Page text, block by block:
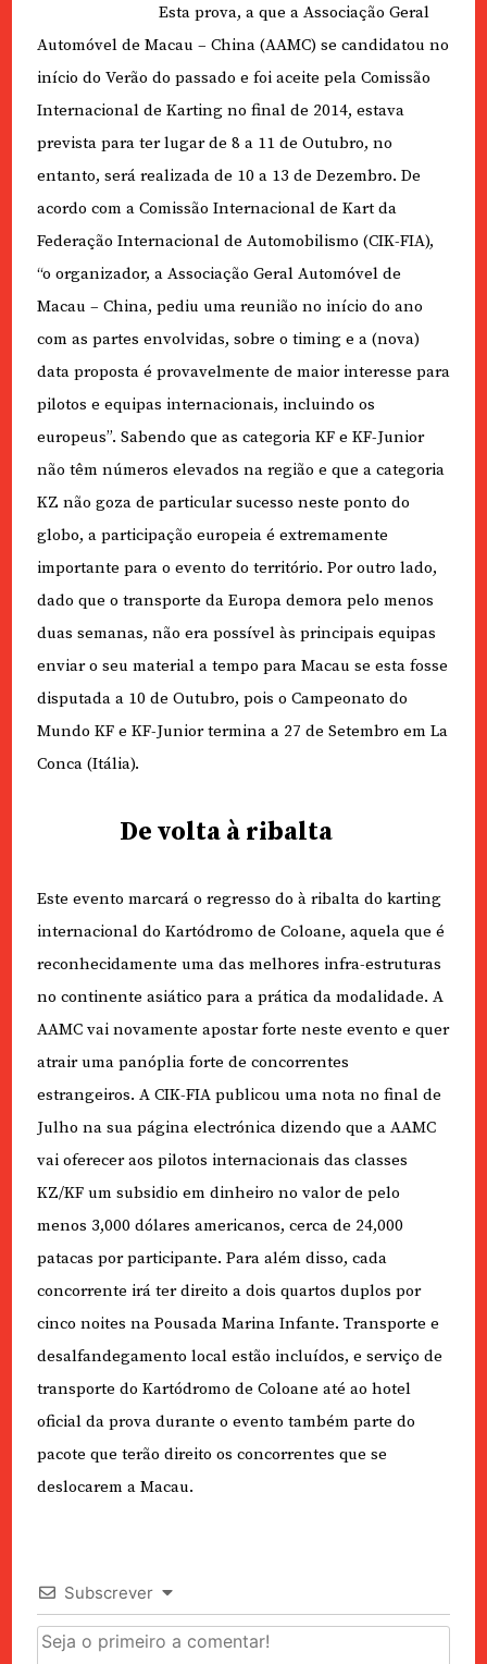
Esta prova, a que a Associação Geral
Automóvel de Macau – China (AAMC) se candidatou no
início do Verão do passado e foi aceite pela Comissão
Internacional de Karting no final de 2014, estava
prevista para ter lugar de 8 a 11 de Outubro, no
entanto, será realizada de 10 a 13 de Dezembro. De
acordo com a Comissão Internacional de Kart da
Federação Internacional de Automobilismo (CIK-FIA),
“o organizador, a Associação Geral Automóvel de
Macau – China, pediu uma reunião no início do ano
com as partes envolvidas, sobre o timing e a (nova)
data proposta é provavelmente de maior interesse para
pilotos e equipas internacionais, incluindo os
europeus”. Sabendo que as categoria KF e KF-Junior
não têm números elevados na região e que a categoria
KZ não goza de particular sucesso neste ponto do
globo, a participação europeia é extremamente
importante para o evento do território. Por outro lado,
dado que o transporte da Europa demora pelo menos
duas semanas, não era possível às principais equipas
enviar o seu material a tempo para Macau se esta fosse
disputada a 10 de Outubro, pois o Campeonato do
Mundo KF e KF-Junior termina a 27 de Setembro em La
Conca (Itália).
De volta à ribalta
Este evento marcará o regresso do à ribalta do karting
internacional do Kartódromo de Coloane, aquela que é
reconhecidamente uma das melhores infra-estruturas
no continente asiático para a prática da modalidade. A
AAMC vai novamente apostar forte neste evento e quer
atrair uma panóplia forte de concorrentes
estrangeiros. A CIK-FIA publicou uma nota no final de
Julho na sua página electrónica dizendo que a AAMC
vai oferecer aos pilotos internacionais das classes
KZ/KF um subsidio em dinheiro no valor de pelo
menos 3,000 dólares americanos, cerca de 24,000
patacas por participante. Para além disso, cada
concorrente irá ter direito a dois quartos duplos por
cinco noites na Pousada Marina Infante. Transporte e
desalfandegamento local estão incluídos, e serviço de
transporte do Kartódromo de Coloane até ao hotel
oficial da prova durante o evento também parte do
pacote que terão direito os concorrentes que se
deslocarem a Macau.
Subscrever